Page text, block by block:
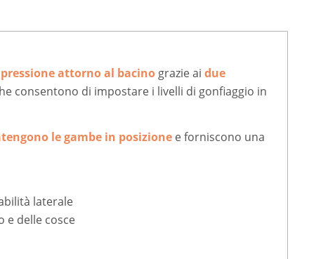
attorno al bacino grazie aidue
consentono di impostare i livelli di gonfiaggio in
le gambe in posizione e forniscono una
laterale
e delle cosce